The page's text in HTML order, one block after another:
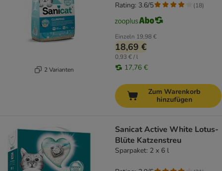
2 Varianten
Einzeln 19,98 €
18,69 €
0,93 € / l
17,76 €
Rating: 3.6/5 (18)
Zum Warenkorb
hinzufügen
Sanicat Active White Lotus-
Blüte Katzenstreu
Sparpaket: 2 x 6 l